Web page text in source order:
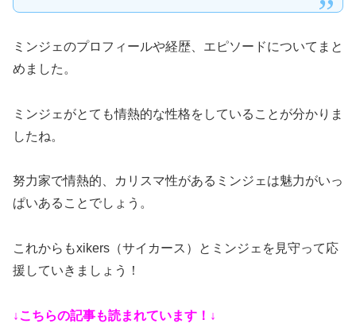
ミンジェのプロフィールや経歴、エピソードについてまと
めました。
ミンジェがとても情熱的な性格をしていることが分かりま
したね。
努力家で情熱的、カリスマ性があるミンジェは魅力がいっ
ぱいあることでしょう。
これからもxikers（サイカース）とミンジェを見守って応
援していきましょう！
↓こちらの記事も読まれています！↓